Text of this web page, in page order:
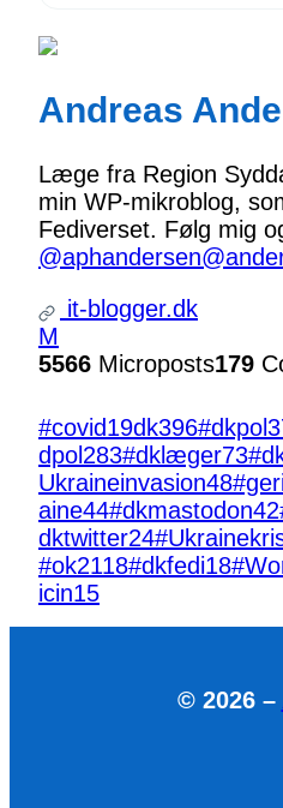
Andreas
Læge fra Region
min WP-mikroblog,
Fediverset. Følg mig
it-blogger.dk
M
5566 Microposts179
#covid19dk396#dkpol
dpol 283#dklæger73
Ukraineinvasion48
aine44#dkmastodon42
dktwitter24
#ok2118#dkfedi18
icin15
© 2026 –